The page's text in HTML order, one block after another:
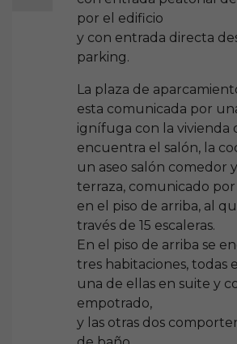
por el edificio
y con entrada directa
parking.
La plaza de
esta comunicada por
ignífuga con la vivienda
encuentra el salón, la
un aseo salón comedor
terraza, comunicado por
en el piso de arriba, al
través de 15 escaleras.
En el piso de arriba se
tres habitaciones, todas
una de ellas en suite y
empotrado,
y las otras dos